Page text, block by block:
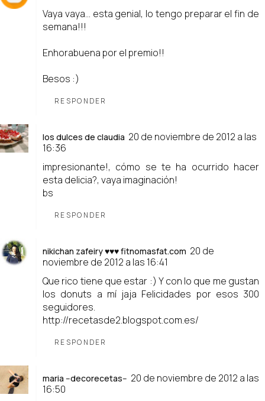
Vaya vaya... esta genial, lo tengo preparar el fin de
semana!!!
Enhorabuena por el premio!!
Besos :)
RESPONDER
los dulces de claudia 20 de noviembre de 2012 a las
16:36
impresionante!, cómo se te ha ocurrido hacer
esta delicia?, vaya imaginación!
bs
RESPONDER
nikichan zafeiry ♥♥♥ fitnomasfat.com 20 de
noviembre de 2012 a las 16:41
Que rico tiene que estar :) Y con lo que me gustan
los donuts a mí jaja Felicidades por esos 300
seguidores.
http://recetasde2.blogspot.com.es/
RESPONDER
maria --decorecetas-- 20 de noviembre de 2012 a las
16:50